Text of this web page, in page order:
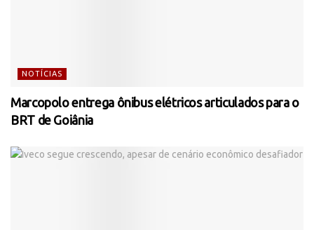
NOTÍCIAS
Marcopolo entrega ônibus elétricos articulados para o
BRT de Goiânia